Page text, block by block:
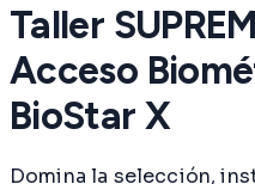
Taller
Acceso
BioStar X
Domina la selección,